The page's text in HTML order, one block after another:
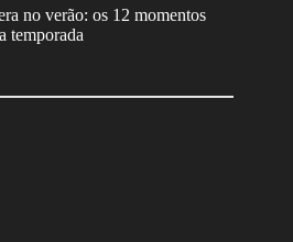
no verão: os 12 momentos
temporada